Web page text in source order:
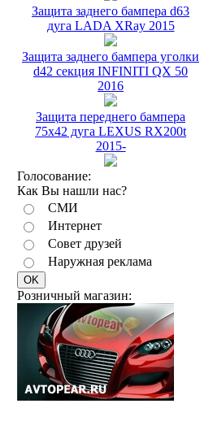
Защита заднего бампера d63
дуга LADA XRay 2015
Защита заднего бампера уголки
d42 секция INFINITI QX 50
2016
Защита переднего бампера
75х42 дуга LEXUS RX200t
2015-
Голосование:
Как Вы нашли нас?
СМИ
Интернет
Совет друзей
Наружная реклама
Розничный магазин: